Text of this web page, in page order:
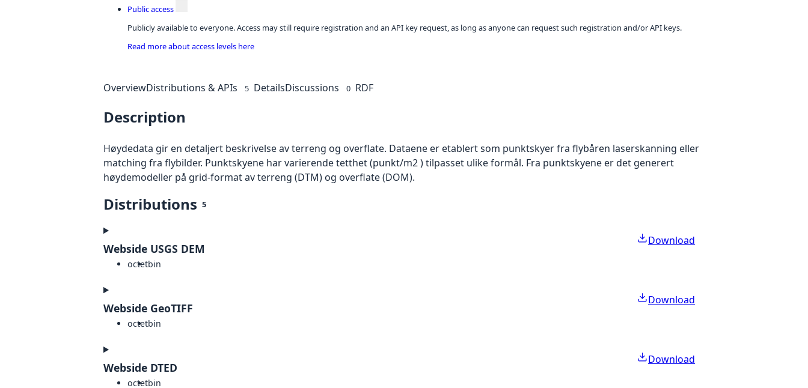
Public access
Publicly available to everyone. Access may still require registration and an API key request, as long as anyone can request such registration and/or API keys.
Read more about access levels here
OverviewDistributions & APIs 5 DetailsDiscussions 0 RDF
Description
Høydedata gir en detaljert beskrivelse av terreng og overflate. Dataene er etablert som punktskyer fra flybåren laserskanning eller
matching fra flybilder. Punktskyene har varierende tetthet (punkt/m2 ) tilpasset ulike formål. Fra punktskyene er det generert
høydemodeller på grid-format av terreng (DTM) og overflate (DOM).
Distributions 5
Webside USGS DEM
octetbin
Download
Webside GeoTIFF
octetbin
Download
Webside DTED
octetbin
Download